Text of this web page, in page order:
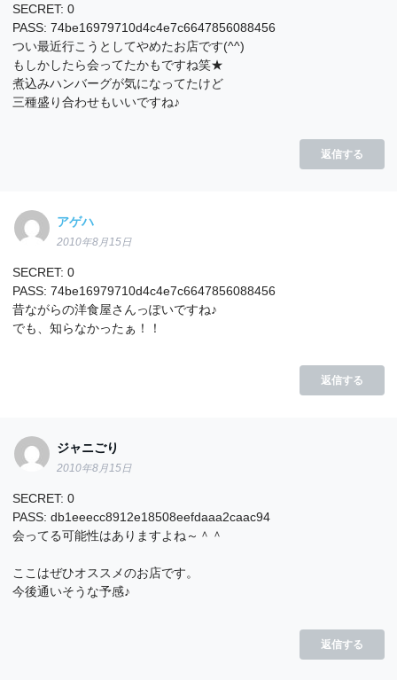
SECRET: 0
PASS: 74be16979710d4c4e7c6647856088456
つい最近行こうとしてやめたお店です(^^)
もしかしたら会ってたかもですね笑★
煮込みハンバーグが気になってたけど
三種盛り合わせもいいですね♪
返信する
アゲハ
2010年8月15日
SECRET: 0
PASS: 74be16979710d4c4e7c6647856088456
昔ながらの洋食屋さんっぽいですね♪
でも、知らなかったぁ！！
返信する
ジャニごり
2010年8月15日
SECRET: 0
PASS: db1eeecc8912e18508eefdaaa2caac94
会ってる可能性はありますよね～＾＾
ここはぜひオススメのお店です。
今後通いそうな予感♪
返信する